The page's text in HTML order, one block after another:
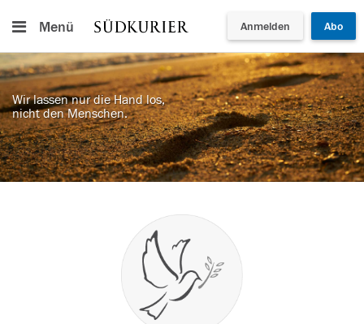
Menü Anmelden Abo
Wir lassen nur die Hand los,
nicht den Menschen.